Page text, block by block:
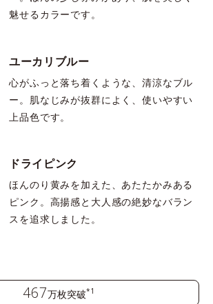
魅せるカラーです。
ユーカリブルー
心がふっと落ち着くような、清涼なブル
ー。肌なじみが抜群によく、使いやすい
上品色です。
ドライピンク
ほんのり黄みを加えた、あたたかみある
ピンク。高揚感と大人感の絶妙なバラン
スを追求しました。
467万枚突破*1